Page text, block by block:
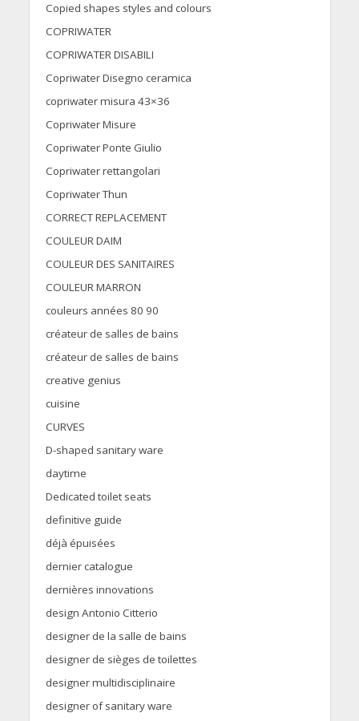
Copied shapes styles and colours
COPRIWATER
COPRIWATER DISABILI
Copriwater Disegno ceramica
copriwater misura 43×36
Copriwater Misure
Copriwater Ponte Giulio
Copriwater rettangolari
Copriwater Thun
CORRECT REPLACEMENT
COULEUR DAIM
COULEUR DES SANITAIRES
COULEUR MARRON
couleurs années 80 90
créateur de salles de bains
créateur de salles de bains
creative genius
cuisine
CURVES
D-shaped sanitary ware
daytime
Dedicated toilet seats
definitive guide
déjà épuisées
dernier catalogue
dernières innovations
design Antonio Citterio
designer de la salle de bains
designer de sièges de toilettes
designer multidisciplinaire
designer of sanitary ware